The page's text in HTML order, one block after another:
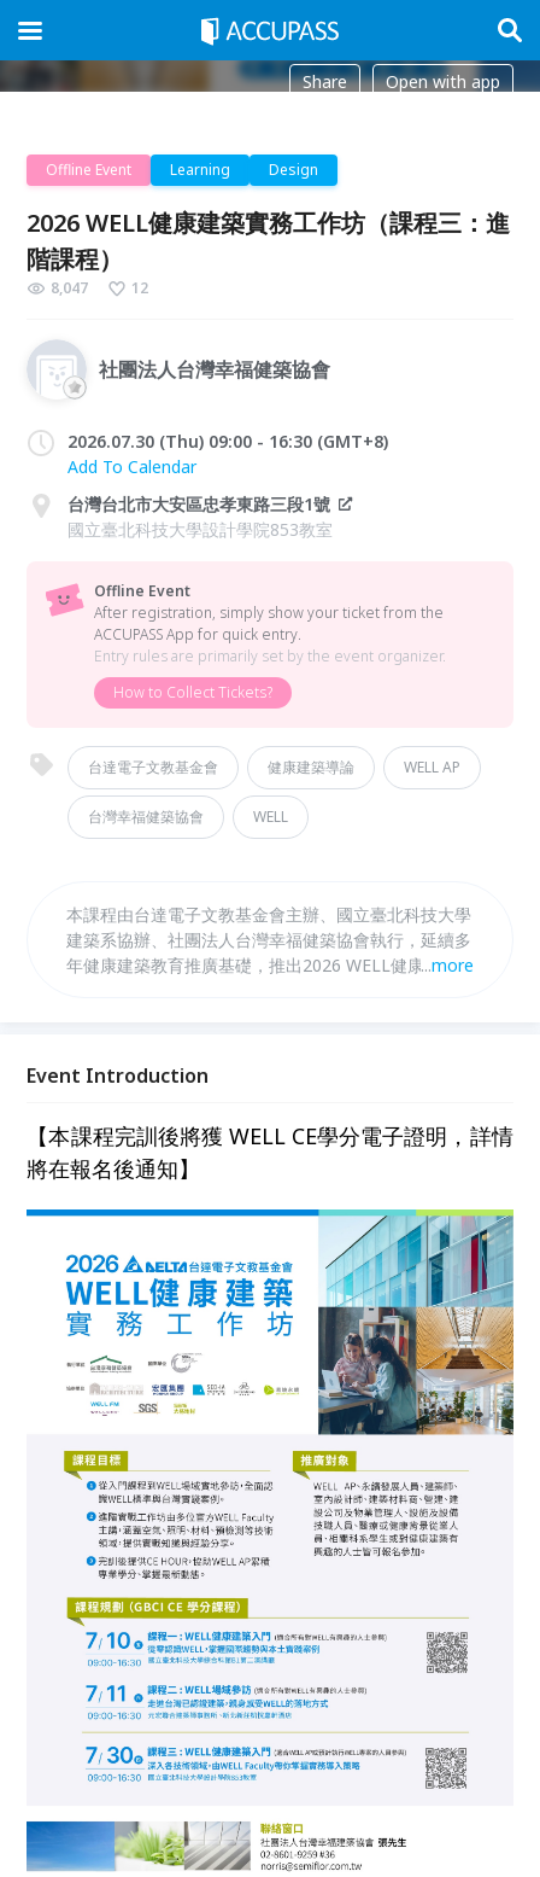
Share Open with app
Offline Event Learning Design
2026 WELL健康建築實務工作坊（課程三：進
階課程）
8,047 12
社團法人台灣幸福健築協會
2026.07.30 (Thu) 09:00 - 16:30 (GMT+8)
Add To Calendar
台灣台北市大安區忠孝東路三段1號
國立臺北科技大學設計學院853教室
Offline Event
After registration, simply show your ticket from the
ACCUPASS App for quick entry.
Entry rules are primarily set by the event organizer.
How to Collect Tickets?
台達電子文教基金會 健康建築導論 WELL AP
台灣幸福健築協會 WELL
本課程由台達電子文教基金會主辦、國立臺北科技大學
建築系協辦、社團法人台灣幸福健築協會執行，延續多
年健康建築教育推廣基礎，推出2026 WELL健康建築
金融等議題，協助建築、設計、永續與企業專業人士掌
...more
Event Introduction
【本課程完訓後將獲 WELL CE學分電子證明，詳情
將在報名後通知】